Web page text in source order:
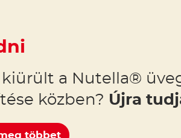
kiürült a Nutella®
közben? Újra
többet